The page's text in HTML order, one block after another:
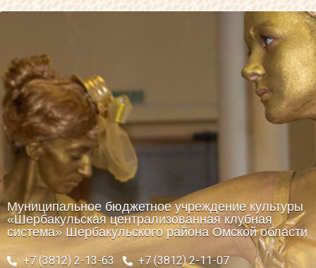
Муниципальное бюджетное учреждение культуры
«Шербакульская централизованная клубная
система» Шербакульского района Омской области
+7 (3812) 2-13-63
+7 (3812) 2-11-07